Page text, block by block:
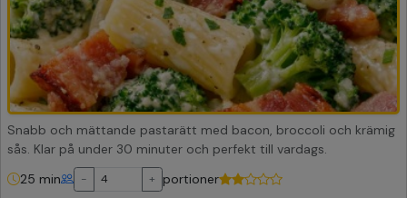
Snabb och mättande pastarätt med bacon, broccoli och krämig
sås. Klar på under 30 minuter och perfekt till vardags.
25 min
- + portioner